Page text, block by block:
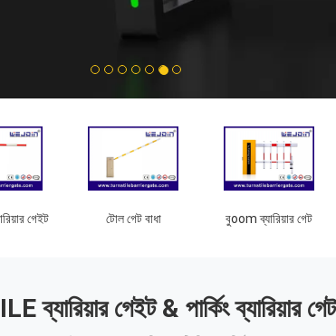
1 2 3 4 5 6 7
গেইট টোল গেট বাধা বুoom ব্যারিয়ার গেট
গেইট & পার্কিং ব্যারিয়ার